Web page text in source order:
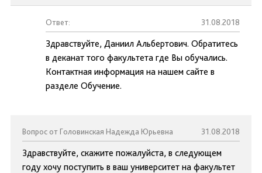
Ответ: 31.08.2018
Здравствуйте, Даниил Альбертович. Обратитесь
в деканат того факультета где Вы обучались.
Контактная информация на нашем сайте в
разделе Обучение.
Вопрос от Головинская Надежда Юрьевна 31.08.2018
Здравствуйте, скажите пожалуйста, в следующем
году хочу поступить в ваш университет на факультет